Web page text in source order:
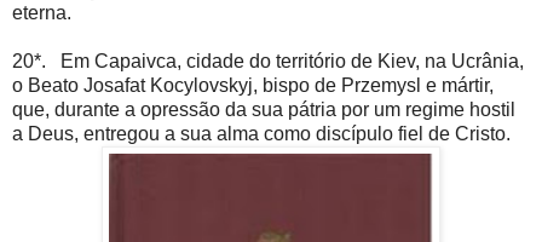
eterna.
20*. Em Capaivca, cidade do território de Kiev, na Ucrânia,
o Beato Josafat Kocylovskyj, bispo de Przemysl e mártir,
que, durante a opressão da sua pátria por um regime hostil
a Deus, entregou a sua alma como discípulo fiel de Cristo.